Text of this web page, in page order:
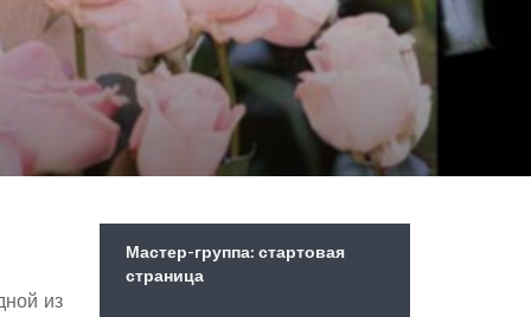
из
Мастер-группа: стартовая
страница